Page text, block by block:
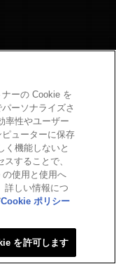
ーの Cookie を
ーソナライズさ
率性やユーザー
ューターに保存
く機能しないと
することで、
使用と使用へ
詳しい情報につ
Cookie ポリシー
を許可します